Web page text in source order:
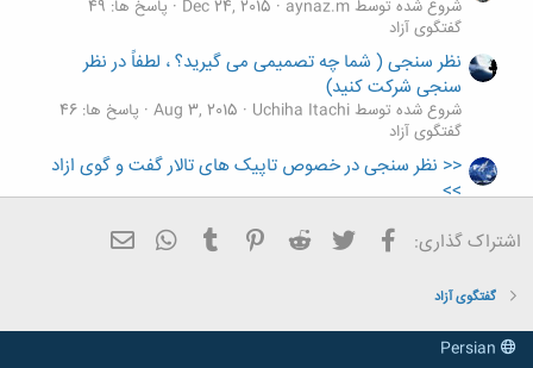
شروع شده توسط aynaz.m Dec 24, 2015
پاسخ ها: 49
گفتگوی آزاد
نظر سنجی ( شما چه تصمیمی می گیرید؟ ، لطفاً در نظر
سنجی شرکت کنید)
شروع شده توسط Uchiha Itachi Aug 3, 2015 پاسخ ها: 46
گفتگوی آزاد
<< نظر سنجی در خصوص تاپیک های تالار گفت و گوی ازاد
>>
گفتگوی آزاد
اعتراض شدید .....
گفتگوی آزاد
اشتراک گذاری: فیسبوک تویتر Reddit
Pinterest
Tumblr
WhatsApp
گفتگوی آزاد